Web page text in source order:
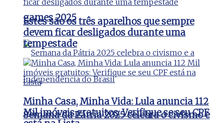
games 2025
Semana da Pátria 2025 celebra o civismo e
Estes são os três aparelhos que sempre
devem ficar desligados durante uma
tempestade
Minha Casa, Minha Vida: Lula anuncia 112
Mil imóveis gratuitos: Verifique se seu CPF